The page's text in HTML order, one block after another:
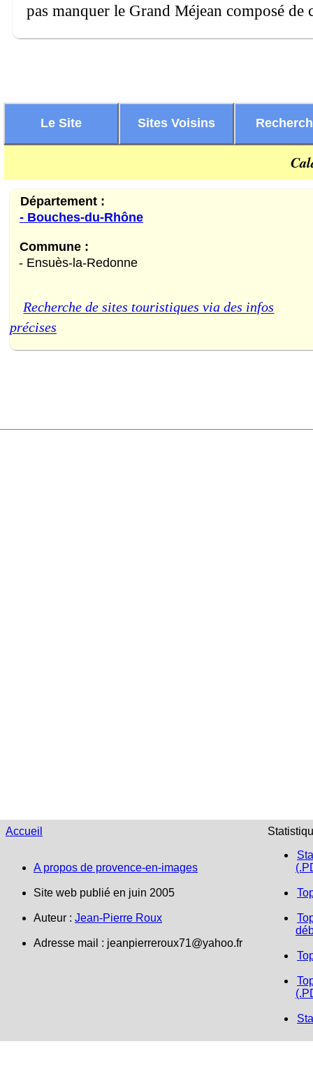
pas manquer le Grand Méjean composé de
Le Site Sites Voisins
Département :
- Bouches-du-Rhône
Commune :
- Ensuès-la-Redonne
Recherche de sites touristiques via des infos
précises
Accueil
A propos de provence-en-images
Site web publié en juin 2005
Auteur : Jean-Pierre Roux
Adresse mail : jeanpierreroux71@yahoo.fr